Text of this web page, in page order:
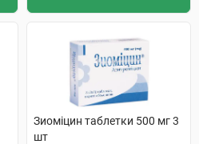
Зиоміцин таблетки 500 мг 3
шт